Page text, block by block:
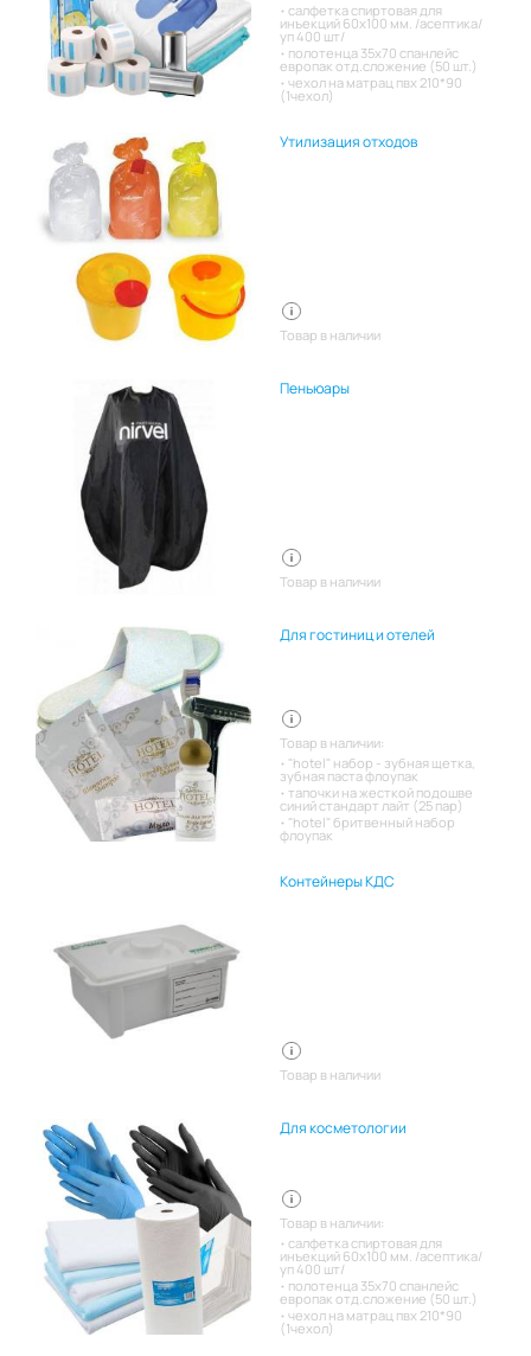
салфетка спиртовая для
инъекций 60х100 мм. /асептика/
уп 400 шт/
полотенца 35х70 спанлейс
европак отд.сложение (50 шт.)
чехол на матрац пвх 210*90
(1чехол)
Утилизация отходов
Товар в наличии
Пеньюары
Товар в наличии
Для гостиниц и отелей
Товар в наличии:
"hotel" набор - зубная щетка,
зубная паста флоупак
тапочки на жесткой подошве
синий стандарт лайт (25 пар)
"hotel" бритвенный набор
флоупак
Контейнеры КДС
Товар в наличии
Для косметологии
Товар в наличии:
салфетка спиртовая для
инъекций 60х100 мм. /асептика/
уп 400 шт/
полотенца 35х70 спанлейс
европак отд.сложение (50 шт.)
чехол на матрац пвх 210*90
(1чехол)